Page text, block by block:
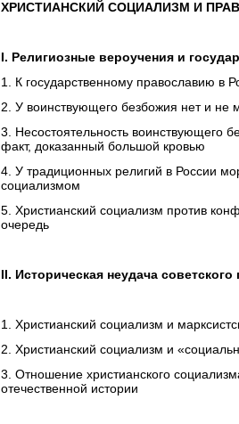
ХРИСТИАНСКИЙ СОЦИАЛИЗМ И
I. Религиозные вероучения и
1. К государственному православию в
2. У воинствующего безбожия нет и не
3. Несостоятельность воинствующего
факт, доказанный большой кровью
4. У традиционных религий в России
социализмом
5. Христианский социализм против
очередь
II. Историческая неудача
1. Христианский социализм и
2. Христианский социализм и
3. Отношение христианского
отечественной истории